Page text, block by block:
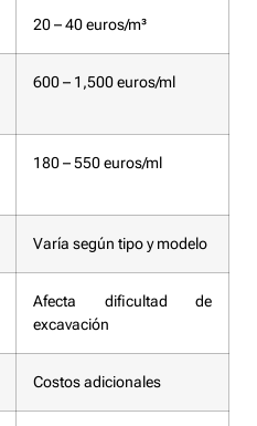
20 – 40 euros/m³
600 – 1,500 euros/ml
180 – 550 euros/ml
Varía según tipo y modelo
Afecta dificultad de
excavación
Costos adicionales